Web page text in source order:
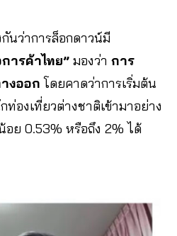
นว่าการล็อกดาวน์มี
ารค้าไทย” มองว่า การ
งออก โดยคาดว่าการเริ่มต้น
องเที่ยวต่างชาติเข้ามาอย่าง
อย 0.53% หรือถึง 2% ได้